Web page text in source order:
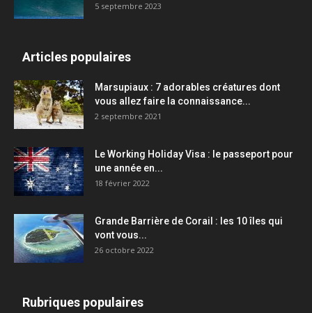
5 septembre 2023
Articles populaires
Marsupiaux : 7 adorables créatures dont
vous allez faire la connaissance...
2 septembre 2021
Le Working Holiday Visa : le passeport pour
une année en...
18 février 2022
Grande Barrière de Corail : les 10 îles qui
vont vous...
26 octobre 2022
Rubriques populaires